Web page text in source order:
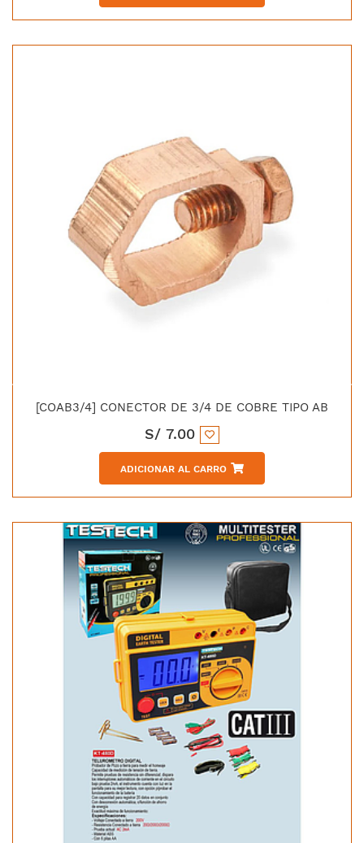
[COAB3/4] CONECTOR DE 3/4 DE COBRE TIPO AB
S/ 7.00
ADICIONAR AL CARRO